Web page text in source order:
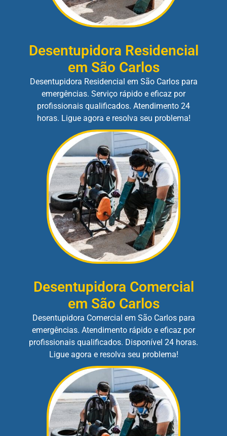
Desentupidora Residencial
em São Carlos
Desentupidora Residencial em São Carlos para
emergências. Serviço rápido e eficaz por
profissionais qualificados. Atendimento 24
horas. Ligue agora e resolva seu problema!
Desentupidora Comercial
em São Carlos
Desentupidora Comercial em São Carlos para
emergências. Atendimento rápido e eficaz por
profissionais qualificados. Disponível 24 horas.
Ligue agora e resolva seu problema!